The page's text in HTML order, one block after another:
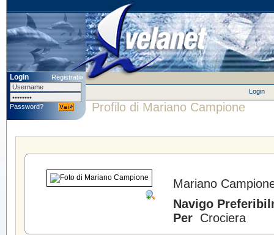
Login Registrati»
Password?
Login
Profilo di Mariano Campione
Mariano
Navigo
PerCrociera